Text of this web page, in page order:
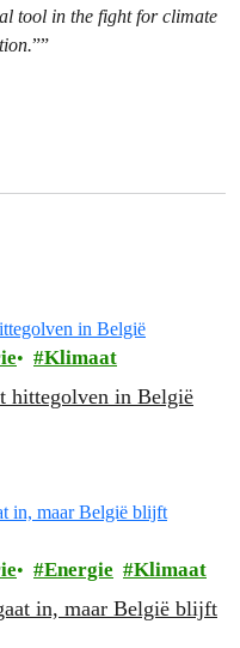
tool in the fight for climate
””
Klimaat
hittegolven in België
Energie Klimaat
in, maar België blijft